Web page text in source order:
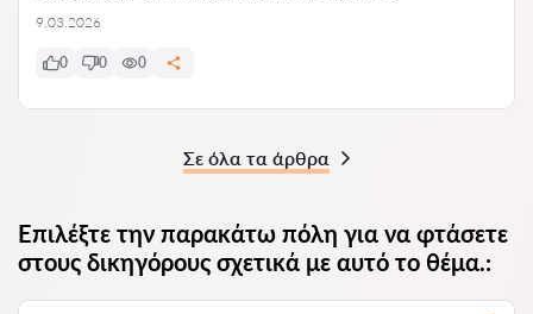
9.03.2026
0 0 0
Σε όλα τα άρθρα
Επιλέξτε την παρακάτω πόλη για να φτάσετε
στους δικηγόρους σχετικά με αυτό το θέμα.: